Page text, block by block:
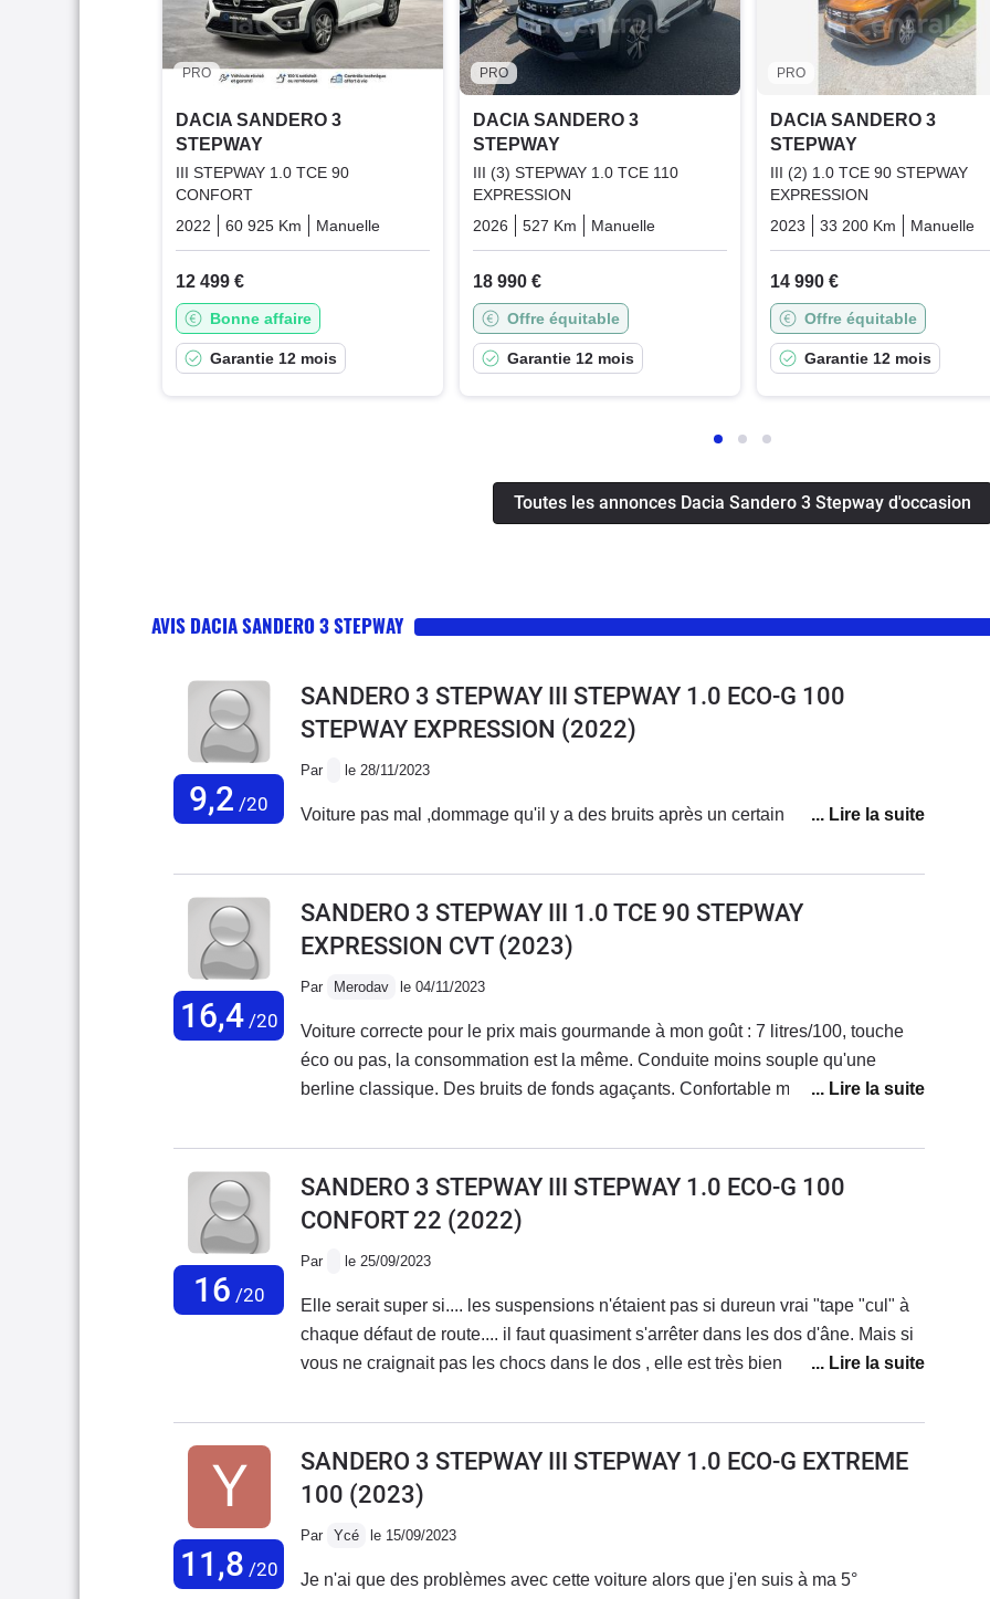
PRO
DACIA SANDERO 3
STEPWAY
III STEPWAY 1.0 TCE 90
CONFORT
2022
60 925 Km Manuelle
12 499 €
Bonne affaire
Garantie 12 mois
PRO
DACIA SANDERO 3
STEPWAY
III (3) STEPWAY 1.0 TCE 110
EXPRESSION
2026
527 Km Manuelle
18 990 €
Offre équitable
Garantie 12 mois
PRO
DACIA SANDERO 3
STEPWAY
III (2) 1.0 TCE 90 STEPWAY
EXPRESSION
2023
33 200 Km Manuelle
14 990 €
Offre équitable
Garantie 12 mois
Toutes les annonces Dacia Sandero 3 Stepway d'occasion
AVIS DACIA SANDERO 3 STEPWAY
9,2 /20
SANDERO 3 STEPWAY III STEPWAY 1.0 ECO-G 100
STEPWAY EXPRESSION (2022)
Par le 28/11/2023
Voiture pas mal ,dommage qu'il y a des bruits après un certain kilométrage.
16,4/20
SANDERO 3 STEPWAY III 1.0 TCE 90 STEPWAY
EXPRESSION CVT(2023)
Par Merodav le 04/11/2023
Voiture correcte pour le prix mais gourmande à mon goût : 7 litres/100, touche
éco ou pas, la consommation est la même. Conduite moins souple qu'une
berline classique. Des bruits de fonds agaçants. Confortable malgré tout. 7200
achat.
16 /20
SANDERO 3 STEPWAY III STEPWAY 1.0 ECO-G 100
CONFORT 22 (2022)
Par le 25/09/2023
Elle serait super si.... les suspensions n'étaient pas si dureun vrai "tape "cul" à
chaque défaut de route.... il faut quasiment s'arrêter dans les dos d'âne. Mais si
vous ne craignait pas les chocs dans le dos , elle est très bien
11,8 /20
SANDERO 3 STEPWAY III STEPWAY 1.0 ECO-G EXTREME
100 (2023)
Par Ycé le 15/09/2023
Je n'ai que des problèmes avec cette voiture alors que j'en suis à ma 5°